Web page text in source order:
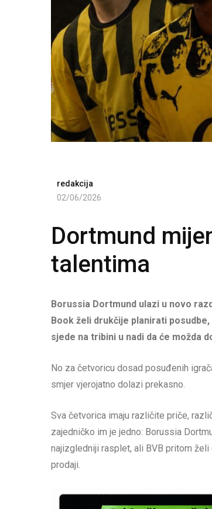
redakcija
02/06/2026
Dortmund
talentima
Borussia Dortmund ulazi u novo
Book želi drukčije planirati
sjede na tribini u nadi da će možda
No za četvoricu dosad posuđenih
smjer vjerojatno dolazi prekasno.
Sva četvorica imaju različite priče,
zajedničko im je jedno: Borussia
najizgledniji rasplet, ali BVB pritom
prodaji.